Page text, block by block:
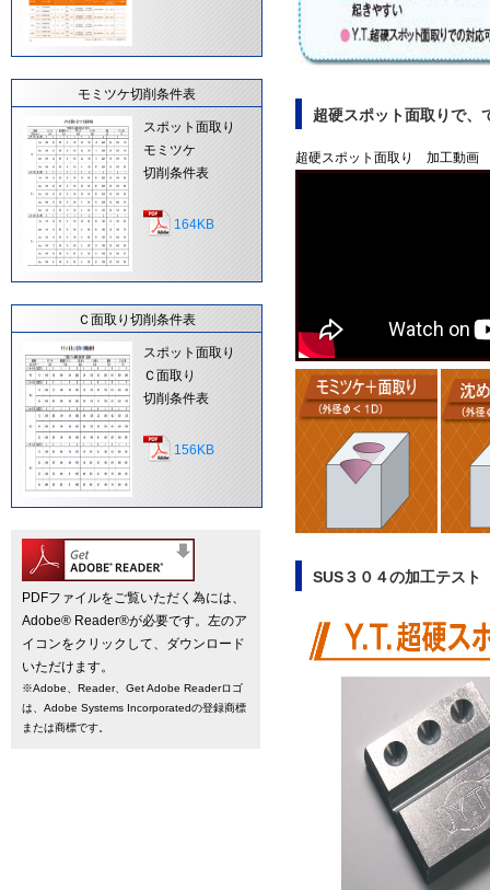
超硬スポット面取りで、
超硬スポット面取り 加工動画
SUS３０４の加工テスト
モミツケ切削条件表
スポット面取り
モミツケ
切削条件表
164KB
Ｃ面取り切削条件表
スポット面取り
Ｃ面取り
切削条件表
156KB
PDFファイルをご覧いただく為には、
Adobe® Reader®が必要です。左のア
イコンをクリックして、ダウンロード
いただけます。
※Adobe、Reader、Get Adobe Readerロゴ
は、Adobe Systems Incorporatedの登録商標
または商標です。